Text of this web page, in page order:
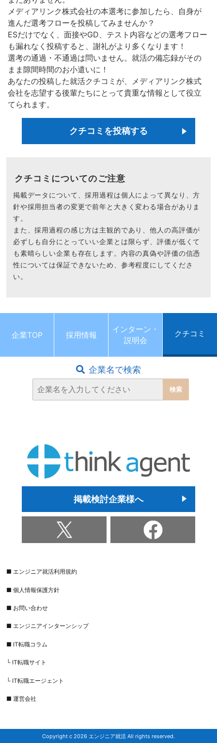
メディアリンク株式会社の本選考に参加したら、自身が
進んだ選考フローを投稿してみませんか？
ESだけでなく、面接やGD、テスト内容などの選考フロー
も漏れなく投稿すると、謝礼がより多くなります！
選考の通過・不通過は問いません。就活の備忘録がその
まま隙間時間のお小遣いに！
あなたの投稿した就活クチコミが、メディアリンク株式
会社を志望する後輩たちにとって貴重な情報として役立
てられます。
クチコミを投稿する
クチコミについてのご注意
掲載データについて、採用過程は個人によって異なり、方
針や採用担当者の変更で前年と大きく変わる場合がありま
す。
また、採用過程の感じ方は主観的であり、他人の高評価が
必ずしも自分にとっていい企業とは限らず、評価が低くて
も素晴らしい企業も存在します。内容の真偽や評価の信憑
性については保証できないため、参考程度にしてくださ
い。
企業TOP 採用情報
インターン・
説明会
クチコミ
企業名で検索
掲載検討企業様へ
■ エンジニア就活利用規約
■ 個人情報保護方針
■ お問い合わせ
■ エンジニアインターンシップ
■ IT転職コラム
└ IT転職サイト
└ IT転職エージェント
■ 運営会社
Copyright c 2026 エンジニア就活 All rights reserved.